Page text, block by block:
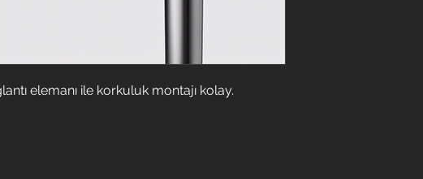
elemanı ile korkuluk montajı kolay.